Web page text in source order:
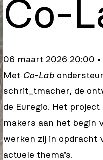
Co-
06 maart 2026 20:00
Met Co-Lab
schrit_tmacher, de
de Euregio. Het
makers aan het begin
werken zij in opdracht
actuele thema’s.